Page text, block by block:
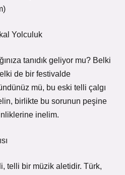
Yolculuk
tanıdık geliyor mu? Belki
de bir festivalde
mü, bu eski telli çalgı
birlikte bu sorunun peşine
inelim.
telli bir müzik aletidir. Türk,